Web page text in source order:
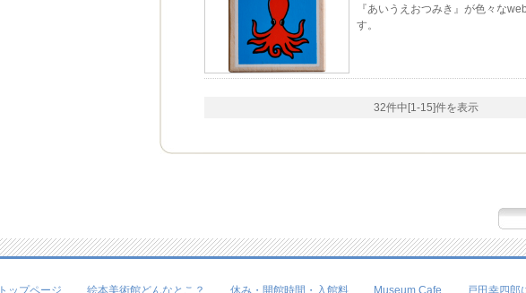
『あいうえおつみき』が色々な
す。
32件中[1-15]件を表示
トップページ 絵本美術館どんなとこ？ 休み・開館時間・入館料 Museum Cafe 戸田幸四郎